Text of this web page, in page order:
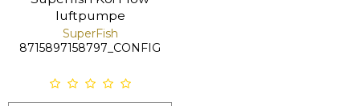
luftpumpe
SuperFish
8715897158797_CONFIG